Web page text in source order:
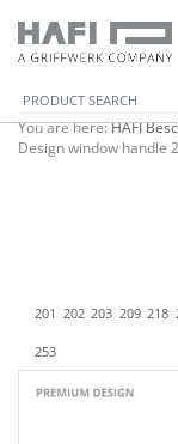
You are here:HAFI
Design window handle
201 202 203 209 218
253